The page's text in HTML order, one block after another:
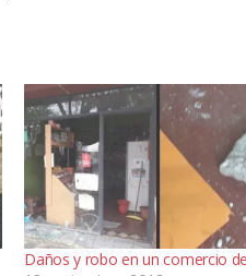
Daños y robo en un comercio